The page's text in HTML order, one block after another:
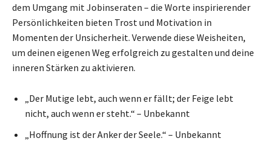
dem Umgang mit Jobinseraten – die Worte inspirierender
Persönlichkeiten bieten Trost und Motivation in
Momenten der Unsicherheit. Verwende diese Weisheiten,
um deinen eigenen Weg erfolgreich zu gestalten und deine
inneren Stärken zu aktivieren.
„Der Mutige lebt, auch wenn er fällt; der Feige lebt
nicht, auch wenn er steht.“ – Unbekannt
„Hoffnung ist der Anker der Seele.“ – Unbekannt